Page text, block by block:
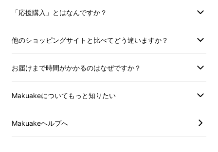
・蒸し料理や煮物はもちろん、ホットケーキや
・上下を取り外せば通常のフライパンとしても
「応援購入」とはなんですか？
他のショッピングサイトと比べてどう違いますか？
お届けまで時間がかかるのはなぜですか？
Makuakeについてもっと知りたい
Makuakeヘルプへ